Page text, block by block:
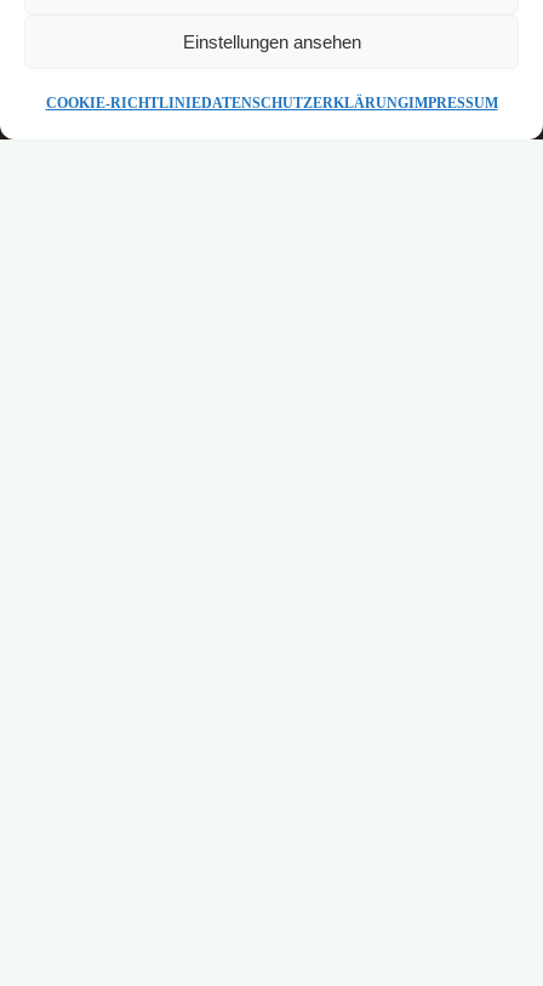
Einstellungen ansehen
COOKIE-RICHTLINIEDATENSCHUTZERKLÄRUNGIMPRESSUM
LEUCHTEN